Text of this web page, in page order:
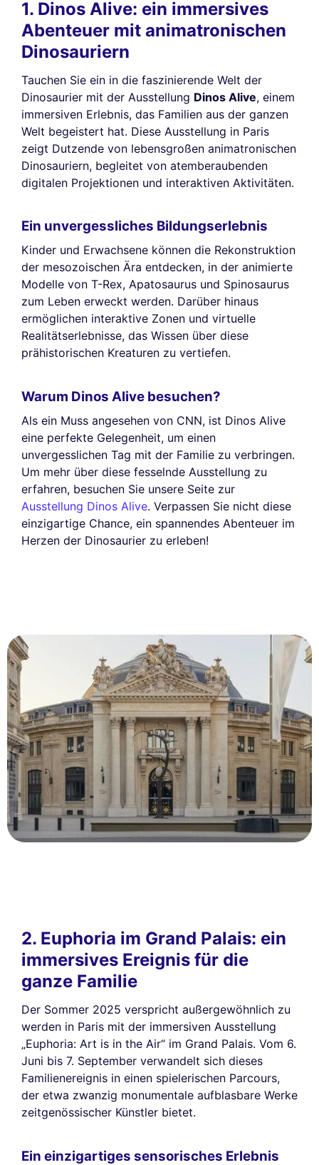
1. Dinos Alive: ein immersives
Abenteuer mit animatronischen
Dinosauriern
Tauchen Sie ein in die faszinierende Welt der
Dinosaurier mit der Ausstellung Dinos Alive, einem
immersiven Erlebnis, das Familien aus der ganzen
Welt begeistert hat. Diese Ausstellung in Paris
zeigt Dutzende von lebensgroßen animatronischen
Dinosauriern, begleitet von atemberaubenden
digitalen Projektionen und interaktiven Aktivitäten.
Ein unvergessliches Bildungserlebnis
Kinder und Erwachsene können die Rekonstruktion
der mesozoischen Ära entdecken, in der animierte
Modelle von T-Rex, Apatosaurus und Spinosaurus
zum Leben erweckt werden. Darüber hinaus
ermöglichen interaktive Zonen und virtuelle
Realitätserlebnisse, das Wissen über diese
prähistorischen Kreaturen zu vertiefen.
Warum Dinos Alive besuchen?
Als ein Muss angesehen von CNN, ist Dinos Alive
eine perfekte Gelegenheit, um einen
unvergesslichen Tag mit der Familie zu verbringen.
Um mehr über diese fesselnde Ausstellung zu
erfahren, besuchen Sie unsere Seite zur
Ausstellung Dinos Alive. Verpassen Sie nicht diese
einzigartige Chance, ein spannendes Abenteuer im
Herzen der Dinosaurier zu erleben!
2. Euphoria im Grand Palais: ein
immersives Ereignis für die
ganze Familie
Der Sommer 2025 verspricht außergewöhnlich zu
werden in Paris mit der immersiven Ausstellung
„Euphoria: Art is in the Air“ im Grand Palais. Vom 6.
Juni bis 7. September verwandelt sich dieses
Familienereignis in einen spielerischen Parcours,
der etwa zwanzig monumentale aufblasbare Werke
zeitgenössischer Künstler bietet.
Ein einzigartiges sensorisches Erlebnis